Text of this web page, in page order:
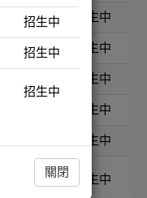
36 招生中
36 招生中
招生中
招生中
招生中
招生中
招生中
招生中
招生中
關閉